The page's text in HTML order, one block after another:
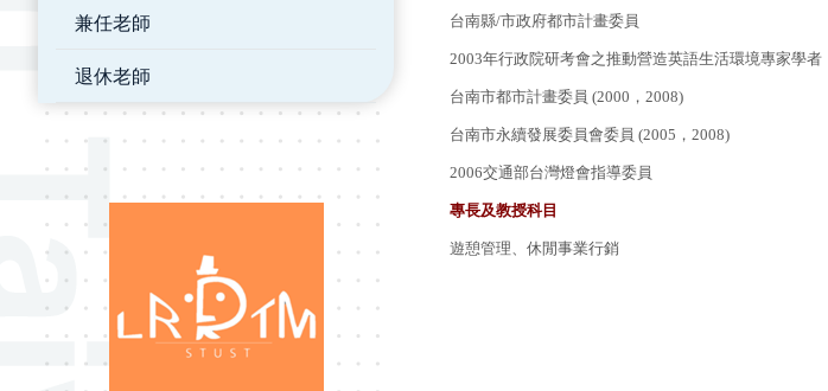
兼任老師
退休老師
台南縣/市政府都市計畫委員
2003年行政院研考會之推動營造英語生活環境專家學者
台南市都市計畫委員 (2000，2008)
台南市永續發展委員會委員 (2005，2008)
2006交通部台灣燈會指導委員
專長及教授科目
遊憩管理、休閒事業行銷